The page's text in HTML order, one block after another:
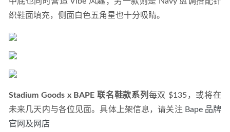
织鞋面填充，侧面白色五角星也十分吸睛。
Stadium Goods x BAPE 联名鞋款系列 每双 $135，或将在
未来几天内与各位见面。具体上架信息，请关注 Bape 品牌
官网及网店